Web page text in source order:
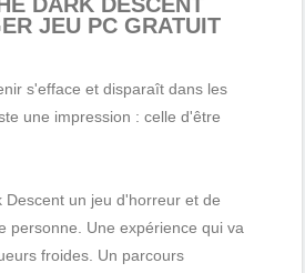
JEU PC GRATUIT
s'efface et disparaît dans les
une impression : celle d'être
Descent un jeu d'horreur et de
personne. Une expérience qui va
froides. Un parcours